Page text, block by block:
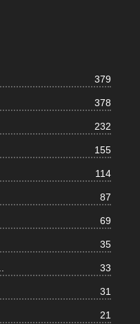
379
378
232
155
114
87
69
35
33
31
21